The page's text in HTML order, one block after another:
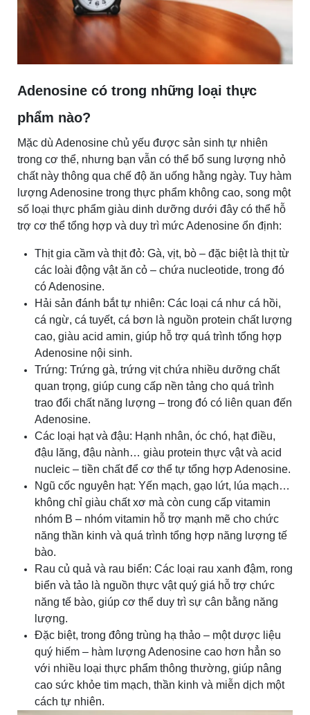
Adenosine có trong những loại thực
phẩm nào?
Mặc dù Adenosine chủ yếu được sản sinh tự nhiên
trong cơ thể, nhưng bạn vẫn có thể bổ sung lượng nhỏ
chất này thông qua chế độ ăn uống hằng ngày. Tuy hàm
lượng Adenosine trong thực phẩm không cao, song một
số loại thực phẩm giàu dinh dưỡng dưới đây có thể hỗ
trợ cơ thể tổng hợp và duy trì mức Adenosine ổn định:
Thịt gia cầm và thịt đỏ: Gà, vịt, bò – đặc biệt là thịt từ
các loài động vật ăn cỏ – chứa nucleotide, trong đó
có Adenosine.
Hải sản đánh bắt tự nhiên: Các loại cá như cá hồi,
cá ngừ, cá tuyết, cá bơn là nguồn protein chất lượng
cao, giàu acid amin, giúp hỗ trợ quá trình tổng hợp
Adenosine nội sinh.
Trứng: Trứng gà, trứng vịt chứa nhiều dưỡng chất
quan trọng, giúp cung cấp nền tảng cho quá trình
trao đổi chất năng lượng – trong đó có liên quan đến
Adenosine.
Các loại hạt và đậu: Hạnh nhân, óc chó, hạt điều,
đậu lăng, đậu nành… giàu protein thực vật và acid
nucleic – tiền chất để cơ thể tự tổng hợp Adenosine.
Ngũ cốc nguyên hạt: Yến mạch, gạo lứt, lúa mạch…
không chỉ giàu chất xơ mà còn cung cấp vitamin
nhóm B – nhóm vitamin hỗ trợ mạnh mẽ cho chức
năng thần kinh và quá trình tổng hợp năng lượng tế
bào.
Rau củ quả và rau biển: Các loại rau xanh đậm, rong
biển và tảo là nguồn thực vật quý giá hỗ trợ chức
năng tế bào, giúp cơ thể duy trì sự cân bằng năng
lượng.
Đặc biệt, trong đông trùng hạ thảo – một dược liệu
quý hiếm – hàm lượng Adenosine cao hơn hẳn so
với nhiều loại thực phẩm thông thường, giúp nâng
cao sức khỏe tim mạch, thần kinh và miễn dịch một
cách tự nhiên.